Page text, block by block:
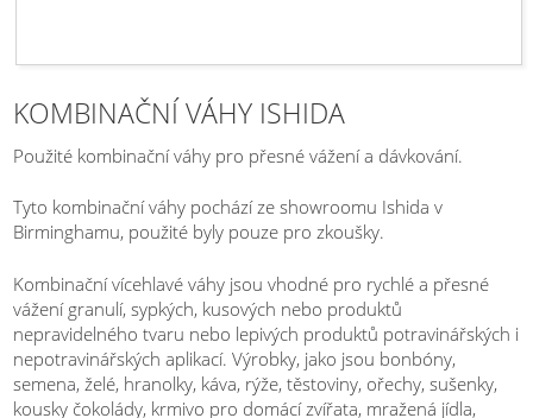
KOMBINAČNÍ VÁHY ISHIDA
Použité kombinační váhy pro přesné vážení a dávkování.
Tyto kombinační váhy pochází ze showroomu Ishida v
Birminghamu, použité byly pouze pro zkoušky.
Kombinační vícehlavé váhy jsou vhodné pro rychlé a přesné
vážení granulí, sypkých, kusových nebo produktů
nepravidelného tvaru nebo lepivých produktů potravinářských i
nepotravinářských aplikací. Výrobky, jako jsou bonbóny,
semena, želé, hranolky, káva, rýže, těstoviny, ořechy, sušenky,
kousky čokolády, krmivo pro domácí zvířata, mražená jídla,